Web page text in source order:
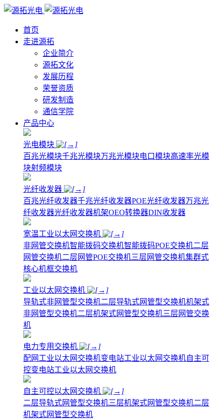
首页
走进源拓
企业简介
源拓文化
发展历程
荣誉资质
研发制造
通信学院
产品中心
光电模块
百兆光模块千兆光模块万兆光模块电口模块高速率光模
块射频模块
光纤收发器
百兆光纤收发器千兆光纤收发器POE光纤收发器万兆光
纤收发器光纤收发器机架OEO转换器DIN收发器
宽温工业以太网交换机
非网管交换机智能拨码交换机智能拨码POE交换机二层
网管交换机二层网管POE交换机三层网管交换机集群式
核心机框交换机
工业以太网交换机
导轨式非网管型交换机二层导轨式网管型交换机机架式
非网管型交换机二层机架式网管型交换机三层网管交换
机
电力专用交换机
配网工业以太网交换机变电站工业以太网交换机自主可
控变电站工业以太网交换机
自主可控以太网交换机
二层导轨式网管型交换机三层机架式网管型交换机二层
机架式网管型交换机